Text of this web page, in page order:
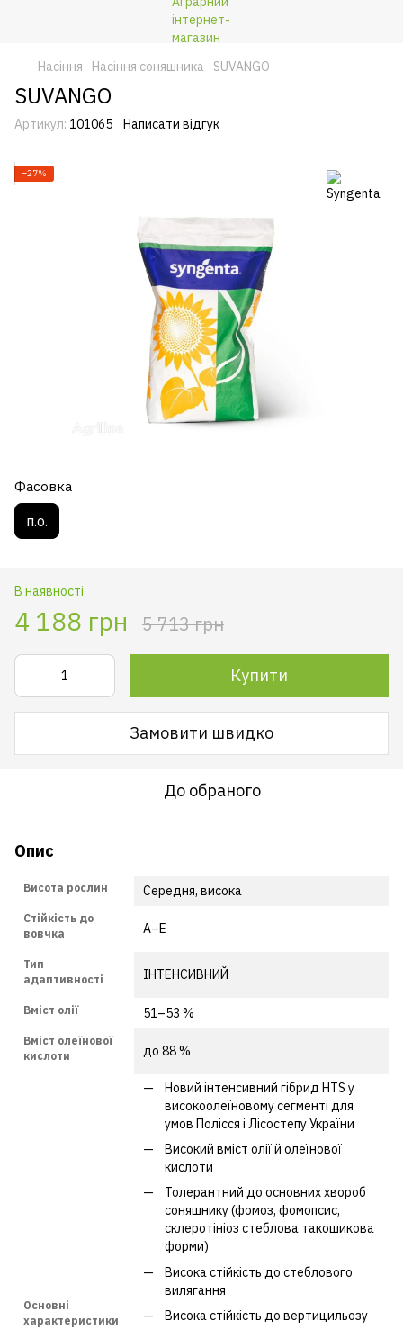
Насіння Насіння соняшника SUVANGO
SUVANGO
Артикул: 101065 Написати відгук
−27%
Фасовка
п.о.
В наявності
4 188 грн 5 713 грн
Купити
Замовити швидко
До обраного
Опис
Висота рослин Середня, висока
Стійкість до
вовчка
А–Е
Тип
адаптивності
ІНТЕНСИВНИЙ
Вміст олії 51–53 %
Вміст олеїнової
кислоти
до 88 %
Основні
характеристики
Новий інтенсивний гібрид HTS у
високоолеїновому сегменті для
умов Полісся і Лісостепу України
Високий вміст олії й олеїнової
кислоти
Толерантний до основних хвороб
соняшнику (фомоз, фомопсис,
склеротініоз стеблова такошикова
форми)
Висока стійкість до стеблового
вилягання
Висока стійкість до вертицильозу